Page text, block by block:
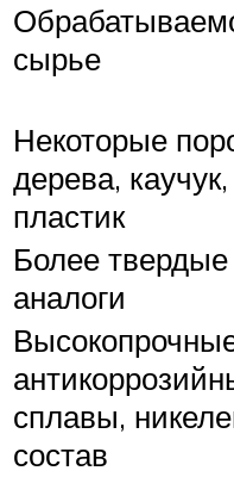
сырье
Некоторые
дерева, каучук,
пластик
Более твердые
аналоги
сплавы,
состав